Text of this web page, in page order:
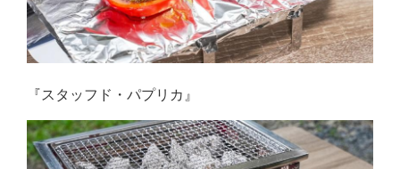
『スタッフド・パプリカ』